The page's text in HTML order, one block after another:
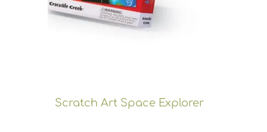
Scratch Art Space Explorer